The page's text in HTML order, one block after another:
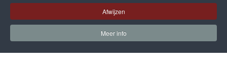
Afwijzen
Meer info